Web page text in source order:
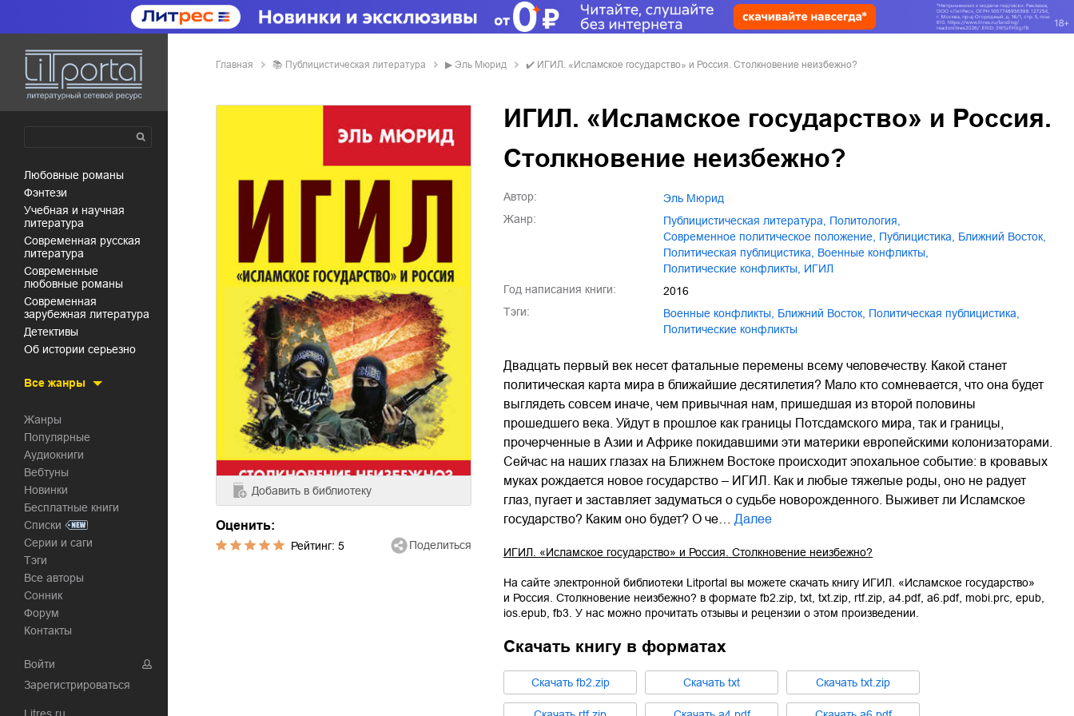
любовные романы
фэнтези
учебная и научная
литература
современная русская
литература
современные
любовные романы
современная
зарубежная литература
детективы
об истории серьезно
Все жанры
Жанры
Популярные
Аудиокниги
Вебтуны
Новинки
Бесплатные книги
Списки
Серии и саги
Тэги
Все авторы
Сонник
Форум
Контакты
Войти
Зарегистрироваться
Главная 📚 публицистическая литература ▶ Эль Мюрид ✔️ ИГИЛ. «Исламское государство» и Россия. Столкновение неизбежно?
Добавить в библиотеку
Оценить:
Рейтинг: 5 Поделиться
ИГИЛ. «Исламское государство» и Россия.
Столкновение неизбежно?
Автор:
Эль Мюрид
Жанр:
публицистическая литература политология
современное политическое положение
публицистика Ближний Восток
политическая публицистика
военные конфликты
политические конфликты
ИГИЛ
Год написания книги:
2016
Тэги:
военные конфликты Ближний Восток политическая публицистика
политические конфликты
Двадцать первый век несет фатальные перемены всему человечеству. Какой станет
политическая карта мира в ближайшие десятилетия? Мало кто сомневается, что она будет
выглядеть совсем иначе, чем привычная нам, пришедшая из второй половины
прошедшего века. Уйдут в прошлое как границы Потсдамского мира, так и границы,
прочерченные в Азии и Африке покидавшими эти материки европейскими колонизаторами.
Сейчас на наших глазах на Ближнем Востоке происходит эпохальное событие: в кровавых
муках рождается новое государство – ИГИЛ. Как и любые тяжелые роды, оно не радует
глаз, пугает и заставляет задуматься о судьбе новорожденного. Выживет ли Исламское
государство? Каким оно будет? О че…
Далее
ИГИЛ. «Исламское государство» и Россия. Столкновение неизбежно?
На сайте электронной библиотеки Litportal вы можете скачать книгу ИГИЛ. «Исламское государство»
и Россия. Столкновение неизбежно? в формате fb2.zip txt txt.zip rtf.zip a4.pdf, a6.pdf, mobi.prc epub
ios.epub fb3 . У нас можно прочитать отзывы и рецензии о этом произведении.
Скачать книгу в форматах
Cкачать fb2.zip Cкачать txt Cкачать txt.zip